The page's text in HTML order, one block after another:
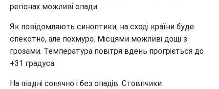
регіонах можливі опади.
Як повідомляють синоптики, на сході країни буде
спекотно, але похмуро. Місцями можливі дощі з
грозами. Температура повітря вдень прогріється до
+31 градуса.
На півдні сонячно і без опадів. Стовпчики